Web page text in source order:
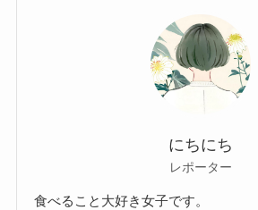
にちにち
レポーター
食べること大好き女子です。